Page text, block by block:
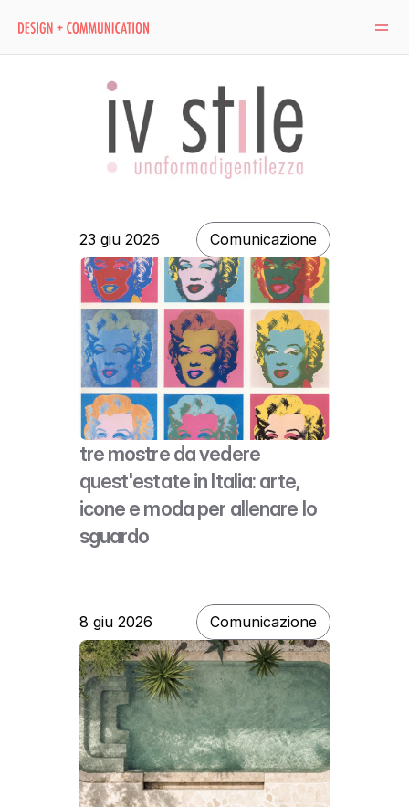
23 giu 2026 Comunicazione
tre mostre da vedere
quest'estate in Italia: arte,
icone e moda per allenare lo
sguardo
8 giu 2026 Comunicazione